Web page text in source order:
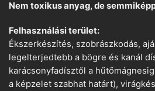
Nem toxikus anyag, de
Felhasználási terület:
Ékszerkészítés, szobrászkodás,
legelterjedtebb a bögre és kanál
karácsonyfadísztől a
a képzelet szabhat határt),